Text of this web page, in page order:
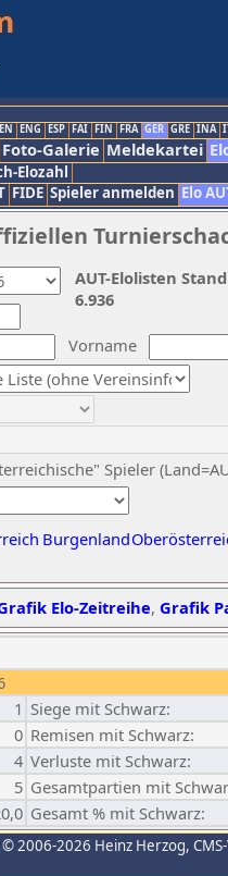
ENG ESP FAI FIN FRA GER GRE INA
Foto-Galerie Meldekartei
Elozahl
FIDE Spieler anmelden Elo
Vorname
Spieler
Burgenland
AUT-Elolisten
6.936
Elo-Zeitreihe, Grafik
1 Siege mit Schwarz:
0 Remisen mit Schwarz:
4 Verluste mit Schwarz:
5 Gesamtpartien mit
Gesamt % mit Schwarz:
© 2006-2026 Heinz Herzog,